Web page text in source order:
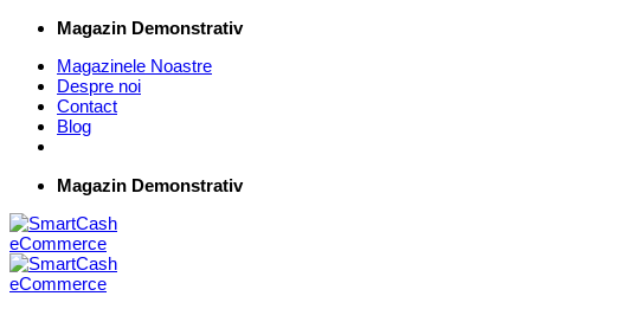
Skip
content
Magazin Demonstrativ
Magazinele Noastre
Despre noi
Contact
Blog
Magazin Demonstrativ